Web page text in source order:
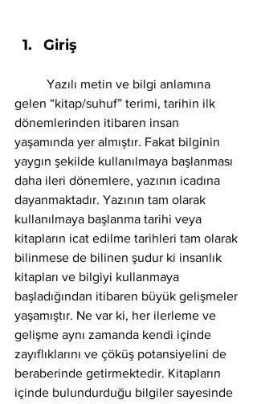
Giriş
gelen “kitap/suhuf” terimi, tarihin ilk
dönemlerinden itibaren insan
yaşamında yer almıştır. Fakat bilginin
yaygın şekilde kullanılmaya başlanması
daha ileri dönemlere, yazının icadına
dayanmaktadır. Yazının tam olarak
kullanılmaya başlanma tarihi veya
kitapların icat edilme tarihleri tam olarak
bilinmese de bilinen şudur ki insanlık
kitapları ve bilgiyi kullanmaya
başladığından itibaren büyük gelişmeler
yaşamıştır. Ne var ki, her ilerleme ve
gelişme aynı zamanda kendi içinde
zayıflıklarını ve çöküş potansiyelini de
beraberinde getirmektedir. Kitapların
içinde bulundurduğu bilgiler sayesinde